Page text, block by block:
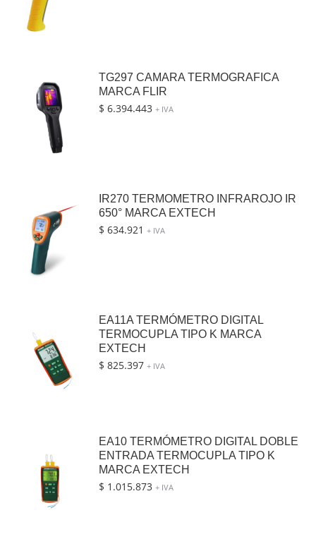
TG297 CAMARA TERMOGRAFICA
MARCA FLIR
$ 6.394.443 + IVA
IR270 TERMOMETRO INFRAROJO IR
650° MARCA EXTECH
$ 634.921 + IVA
EA11A TERMÓMETRO DIGITAL
TERMOCUPLA TIPO K MARCA
EXTECH
$ 825.397 + IVA
EA10 TERMÓMETRO DIGITAL DOBLE
ENTRADA TERMOCUPLA TIPO K
MARCA EXTECH
$ 1.015.873 + IVA